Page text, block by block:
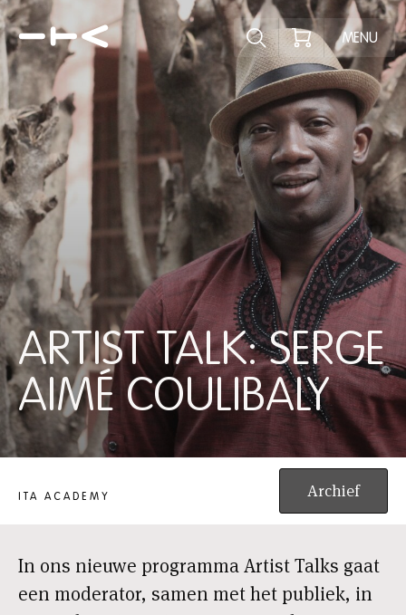
Ontdek het
MENU
ARTIST TALK: SERGE
AIMÉ COULIBALY
ITA ACADEMY Archief
In ons nieuwe programma Artist Talks gaat
een moderator, samen met het publiek, in